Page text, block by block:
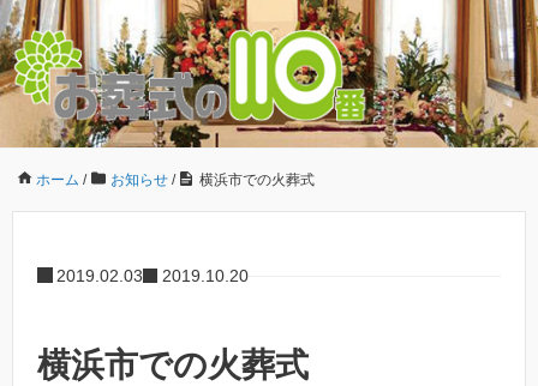
ホーム / お知らせ / 横浜市での火葬式
2019.02.03 2019.10.20
横浜市での火葬式